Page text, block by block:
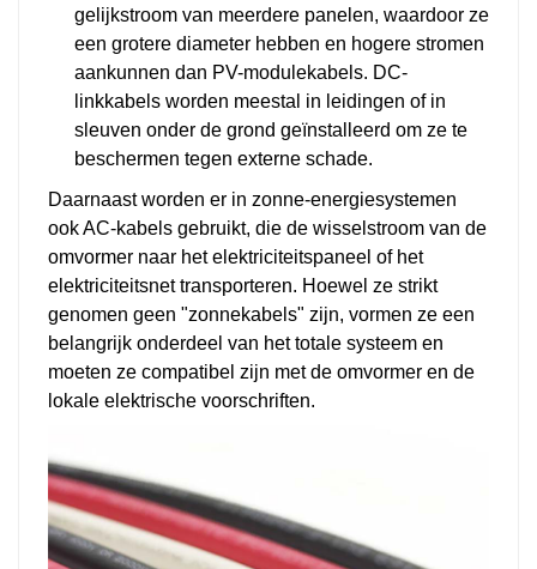
gelijkstroom van meerdere panelen, waardoor ze
een grotere diameter hebben en hogere stromen
aankunnen dan PV-modulekabels. DC-
linkkabels worden meestal in leidingen of in
sleuven onder de grond geïnstalleerd om ze te
beschermen tegen externe schade.
Daarnaast worden er in zonne-energiesystemen
ook AC-kabels gebruikt, die de wisselstroom van de
omvormer naar het elektriciteitspaneel of het
elektriciteitsnet transporteren. Hoewel ze strikt
genomen geen "zonnekabels" zijn, vormen ze een
belangrijk onderdeel van het totale systeem en
moeten ze compatibel zijn met de omvormer en de
lokale elektrische voorschriften.